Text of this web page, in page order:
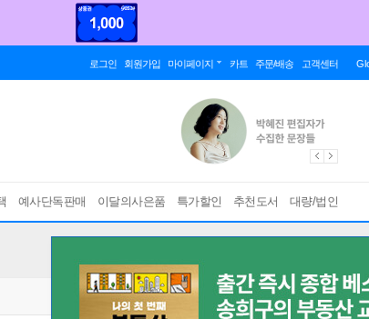
로그인 회원가입 마이페이지 카트 주문/배송 고객센터
예사단독판매 이달의사은품 특가할인 추천도서 대량/법인